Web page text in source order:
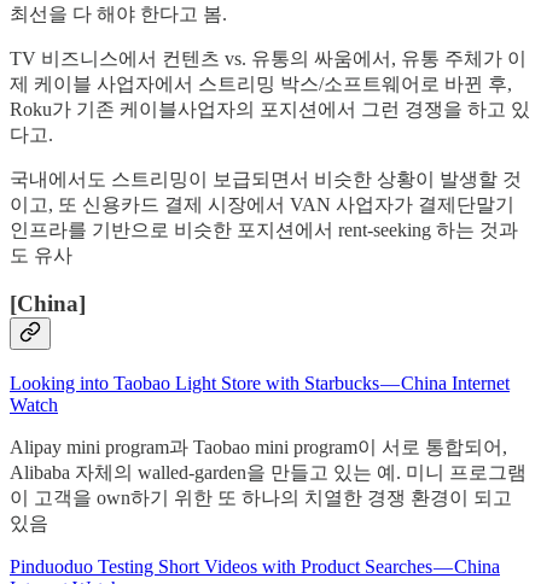
최선을 다 해야 한다고 봄.
TV 비즈니스에서 컨텐츠 vs. 유통의 싸움에서, 유통 주체가 이
제 케이블 사업자에서 스트리밍 박스/소프트웨어로 바뀐 후,
Roku가 기존 케이블사업자의 포지션에서 그런 경쟁을 하고 있
다고.
국내에서도 스트리밍이 보급되면서 비슷한 상황이 발생할 것
이고, 또 신용카드 결제 시장에서 VAN 사업자가 결제단말기
인프라를 기반으로 비슷한 포지션에서 rent-seeking 하는 것과
도 유사
[China]
Looking into Taobao Light Store with Starbucks — China Internet
Watch
Alipay mini program과 Taobao mini program이 서로 통합되어,
Alibaba 자체의 walled-garden을 만들고 있는 예. 미니 프로그램
이 고객을 own하기 위한 또 하나의 치열한 경쟁 환경이 되고
있음
Pinduoduo Testing Short Videos with Product Searches — China